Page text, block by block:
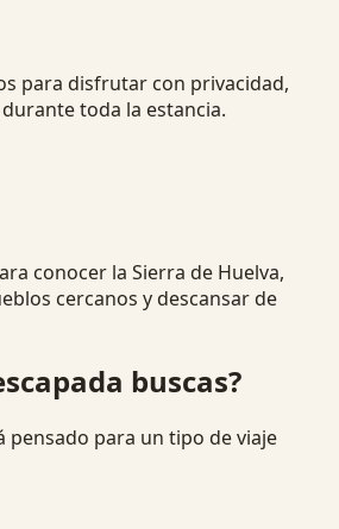
para disfrutar con privacidad,
toda la estancia.
conocer la Sierra de Huelva,
cercanos y descansar de
buscas?
pensado para un tipo de viaje